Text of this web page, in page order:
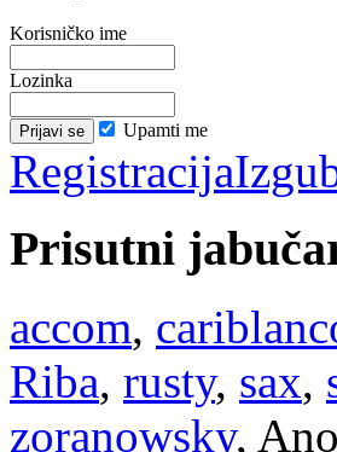
Korisničko ime
Lozinka
Upamti me
Registracija
Prisutni
accom,
Riba, rusty, sax,
zoranowsky,